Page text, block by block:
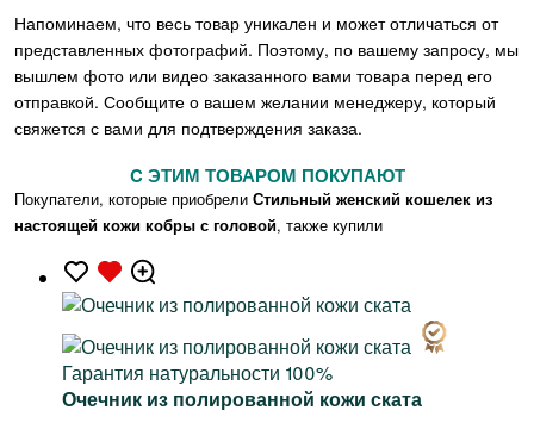
Напоминаем, что весь товар уникален и может отличаться от
представленных фотографий. Поэтому, по вашему запросу, мы
вышлем фото или видео заказанного вами товара перед его
отправкой. Сообщите о вашем желании менеджеру, который
свяжется с вами для подтверждения заказа.
C ЭТИМ ТОВАРОМ ПОКУПАЮТ
Покупатели, которые приобрели Стильный женский кошелек из
настоящей кожи кобры с головой, также купили
Гарантия натуральности 100%
Очечник из полированной кожи ската